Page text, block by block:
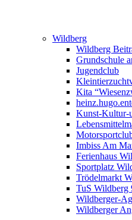
Wildberg
Wildberg
Grundschule
Jugendclub
Kita
Kunst-Kultur-
Imbiss Am
Ferienhaus
Sportplatz
Trödelmarkt
TuS Wildberg
Wildberger-
Wildberger